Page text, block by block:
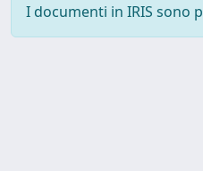
I documenti in IRIS sono